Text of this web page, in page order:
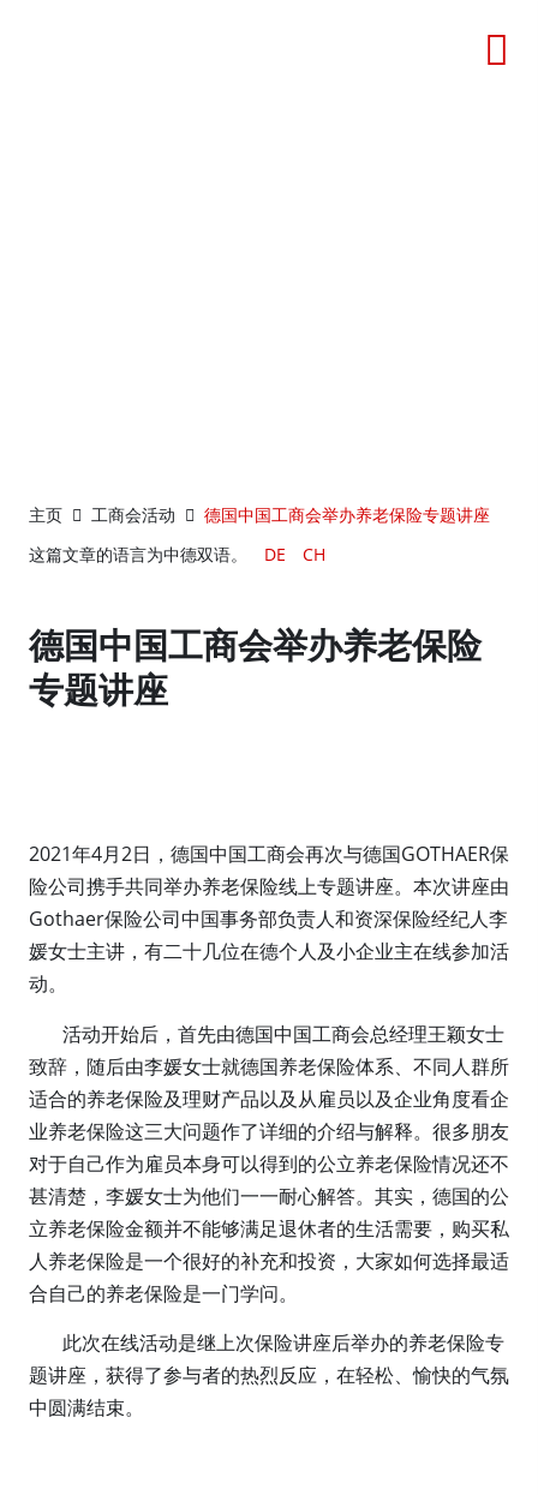
主页 工商会活动
德国中国工商会举办养老保险专题讲座
这篇文章的语言为中德双语。
DE CH
德国中国工商会举办养老保险
专题讲座
2021年4月2日，德国中国工商会再次与德国GOTHAER保
险公司携手共同举办养老保险线上专题讲座。本次讲座由
Gothaer保险公司中国事务部负责人和资深保险经纪人李
媛女士主讲，有二十几位在德个人及小企业主在线参加活
动。
活动开始后，首先由德国中国工商会总经理王颖女士
致辞，随后由李媛女士就德国养老保险体系、不同人群所
适合的养老保险及理财产品以及从雇员以及企业角度看企
业养老保险这三大问题作了详细的介绍与解释。很多朋友
对于自己作为雇员本身可以得到的公立养老保险情况还不
甚清楚，李媛女士为他们一一耐心解答。其实，德国的公
立养老保险金额并不能够满足退休者的生活需要，购买私
人养老保险是一个很好的补充和投资，大家如何选择最适
合自己的养老保险是一门学问。
此次在线活动是继上次保险讲座后举办的养老保险专
题讲座，获得了参与者的热烈反应，在轻松、愉快的气氛
中圆满结束。